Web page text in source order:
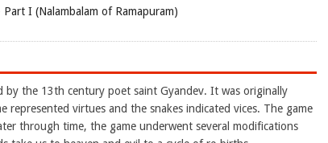
I (Nalambalam of Ramapuram)
by the 13th century poet saint Gyandev. It was originally
represented virtues and the snakes indicated vices. The game
through time, the game underwent several modifications